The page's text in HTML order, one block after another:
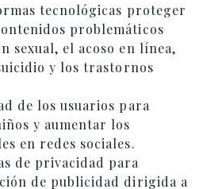
tecnológicas proteger
problemáticos
sexual, el acoso en línea,
y los trastornos
de los usuarios para
y aumentar los
en redes sociales.
de privacidad para
de publicidad dirigida a